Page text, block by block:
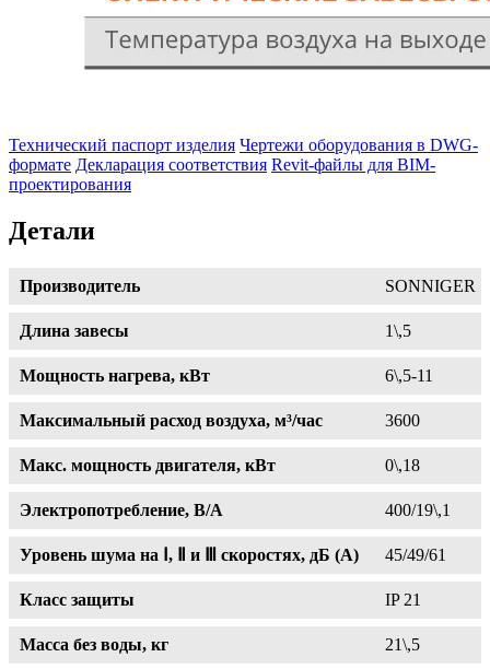
Технический паспорт изделия Чертежи оборудования в DWG-
формате Декларация соответствия Revit-файлы для BIM-
проектирования
Детали
Производитель SONNIGER
Длина завесы 1\,5
Мощность нагрева, кВт 6\,5-11
Максимальный расход воздуха, м³/час 3600
Макс. мощность двигателя, кВт 0\,18
Электропотребление, В/А 400/19\,1
Уровень шума на Ⅰ, Ⅱ и Ⅲ скоростях, дБ (А) 45/49/61
Класс защиты IP 21
Масса без воды, кг 21\,5